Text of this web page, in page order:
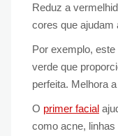
Reduz a
cores que ajudam
Por exemplo,
verde que
perfeita. Melhora
O primer facial
como acne,